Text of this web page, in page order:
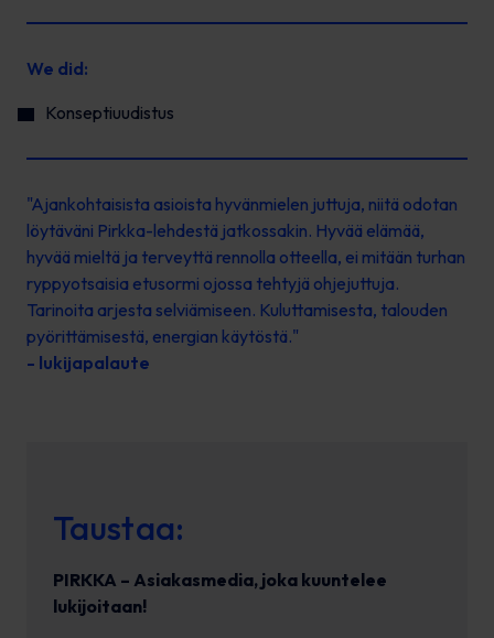
We did:
Konseptiuudistus
"Ajankohtaisista asioista hyvänmielen juttuja, niitä odotan
löytäväni Pirkka-lehdestä jatkossakin. Hyvää elämää,
hyvää mieltä ja terveyttä rennolla otteella, ei mitään turhan
ryppyotsaisia etusormi ojossa tehtyjä ohjejuttuja.
Tarinoita arjesta selviämiseen. Kuluttamisesta, talouden
pyörittämisestä, energian käytöstä."
- lukijapalaute
Taustaa:
PIRKKA – Asiakasmedia, joka kuuntelee
lukijoitaan!